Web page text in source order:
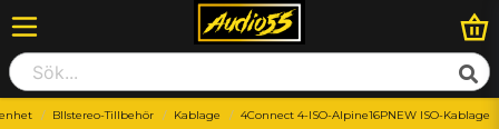
BIlstereo-Tillbehör Kablage 4Connect 4-ISO-Alpine16PNEW ISO-Kablage